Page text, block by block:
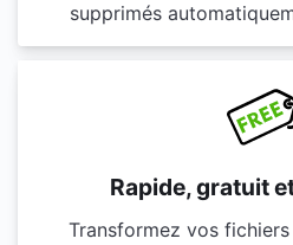
supprimés
Rapide, gratuit
Transformez vos fichiers